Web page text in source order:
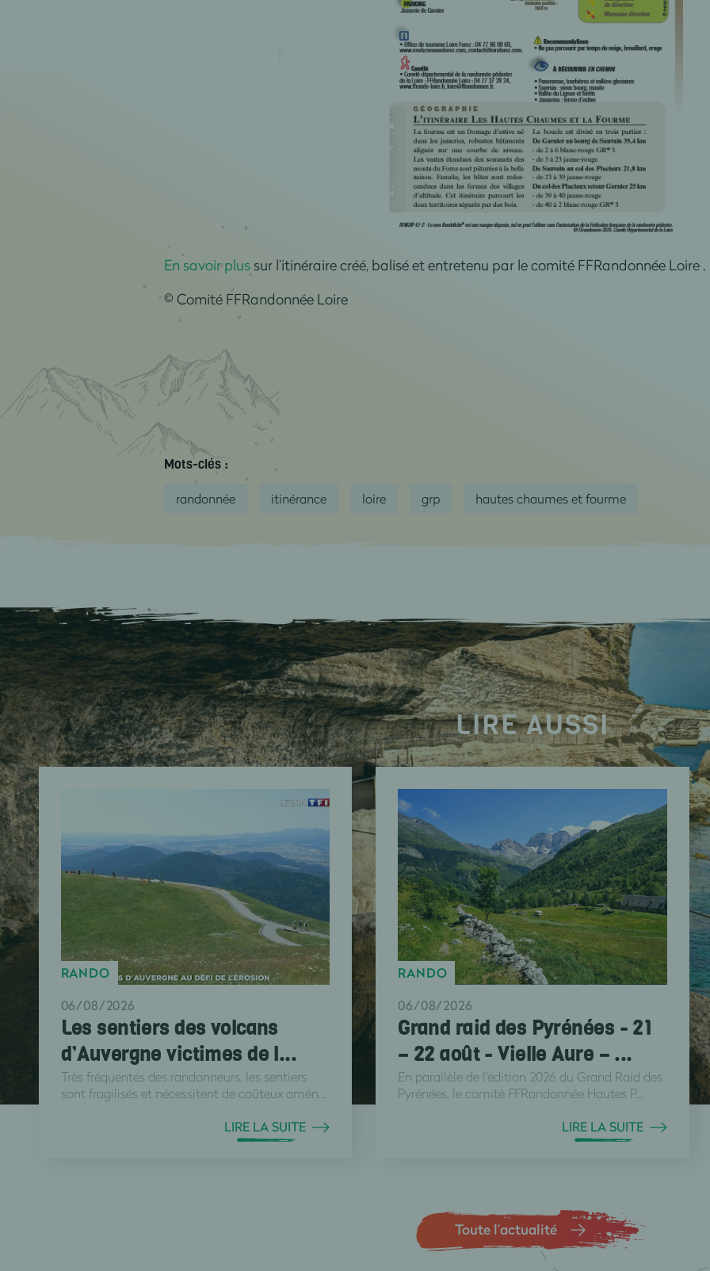
En savoir plussur l’itinéraire créé, balisé et entretenu par le comité FFRandonnée Loire.
© Comité FFRandonnée Loire
Mots-clés :
randonnée itinérance loire grp hautes chaumes et fourme
LIRE AUSSI
RANDO
06/08/2026
Les sentiers des volcans
d’Auvergne victimes de l...
Très fréquentés des randonneurs, les sentiers
sont fragilisés et nécessitent de coûteux amén...
LIRE LA SUITE
RANDO
06/08/2026
Grand raid des Pyrénées - 21
– 22 août - Vielle Aure – ...
En parallèle de l'édition 2026 du Grand Raid des
Pyrénées, le comité FFRandonnée Hautes P...
LIRE LA SUITE
Toute l’actualité